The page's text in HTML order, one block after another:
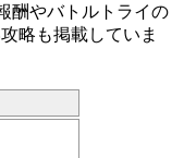
酬やバトルトライの
略も掲載していま